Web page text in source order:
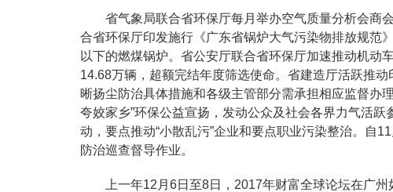
省气象局联合省环保厅每月举办空气质量分析会商
合省环保厅印发施行《广东省锅炉大气污染物排放规范
以下的燃煤锅炉。省公安厅联合省环保厅加速推动机动
14.68万辆，超额完结年度筛选使命。省建造厅活跃推
晰扬尘防治具体措施和各级主管部分需承担相应监督办
夸姣家乡”环保公益宣扬，发动公众及社会各界力气活
动，要点推动“小散乱污”企业和要点职业污染整治。自
防治巡查督导作业。
上一年12月6日至8日，2017年财富全球论坛在广